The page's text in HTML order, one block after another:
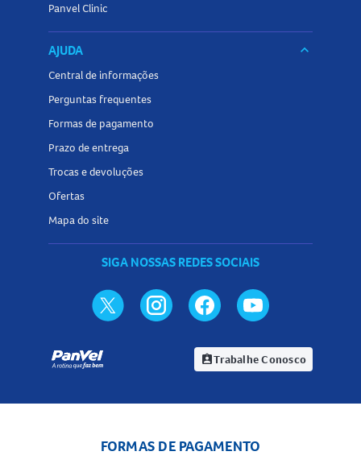
Panvel Clinic
AJUDA keyboard_arrow_down
Central de informações
Perguntas frequentes
Formas de pagamento
Prazo de entrega
Trocas e devoluções
Ofertas
Mapa do site
SIGA NOSSAS REDES SOCIAIS
assignment_indTrabalhe Conosco
FORMAS DE PAGAMENTO